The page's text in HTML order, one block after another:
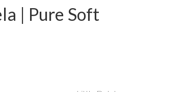
| Pure Soft